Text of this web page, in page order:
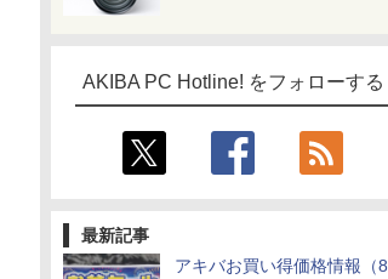
AKIBA PC Hotline! をフォローする
最新記事
アキバお買い得価格情報（8